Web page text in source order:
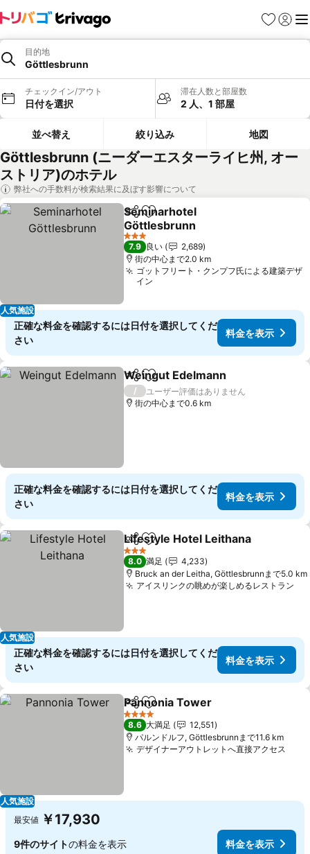
お気に入り
ログイ
メ
目的地
Göttlesbrunn
チェックイン/アウト
日付を選択
滞在人数と部屋数
2 人、1 部屋
並べ替え 絞り込み 地図
Göttlesbrunn (ニーダーエスターライヒ州, オー
ストリア)のホテル
弊社への手数料が検索結果に及ぼす影響について
人気施設
シェアお気に入りに追加
Seminarhotel
Göttlesbrunn
料金を表示
3 ホテルのランク
7.9 良い
2,689
街の中心まで2.0 km
ゴットフリート・クンプフ氏による建築デザ
イン
正確な料金を確認するには日付を選択してくだ
さい
料金を表示
シェアお気に入りに追加
Weingut Edelmann
/
ユーザー評価はありません
街の中心まで0.6 km
正確な料金を確認するには日付を選択してくだ
さい
料金を表示
人気施設
シェアお気に入りに追加
Lifestyle Hotel Leithana
3 ホテルのランク
8.0 満足
4,233
Bruck an der Leitha, Göttlesbrunnまで5.0 km
アイスリンクの眺めが楽しめるレストラン
正確な料金を確認するには日付を選択してくだ
さい
料金を表示
人気施設
シェアお気に入りに追加
Pannonia Tower
4 ホテルのランク
8.6 大満足
12,551
パルンドルフ, Göttlesbrunnまで11.6 km
デザイナーアウトレットへ直接アクセス
最安値 ￥17,930
9件のサイトの料金を表示 料金を表示